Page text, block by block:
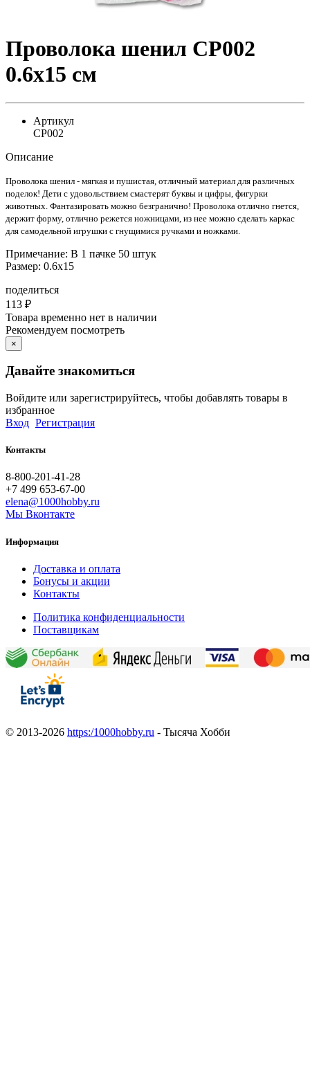
Проволока шенил CP002
0.6х15 см
Артикул
CP002
Описание
Проволока шенил - мягкая и пушистая, отличный материал для различных
поделок! Дети с удовольствием смастерят буквы и цифры, фигурки
животных. Фантазировать можно безгранично! Проволока отлично гнется,
держит форму, отлично режется ножницами, из нее можно сделать каркас
для самодельной игрушки с гнущимися ручками и ножками.
Примечание: В 1 пачке 50 штук
Размер: 0.6х15
поделиться
113 ₽
Товара временно нет в наличии
Рекомендуем посмотреть
×
Давайте знакомиться
Войдите или зарегистрируйтесь, чтобы добавлять товары в
избранное
Вход Регистрация
Контакты
8-800-201-41-28
+7 499 653-67-00
elena@1000hobby.ru
Мы Вконтакте
Информация
Доставка и оплата
Бонусы и акции
Контакты
Политика конфиденциальности
Поставщикам
© 2013-2026 https:/1000hobby.ru - Тысяча Хобби